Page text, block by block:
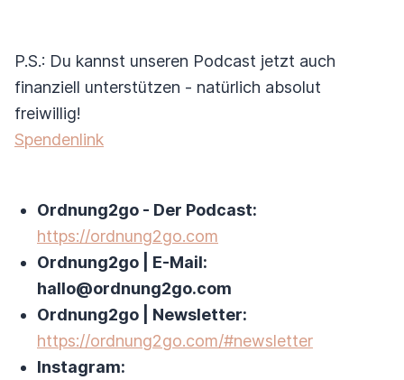
P.S.: Du kannst unseren Podcast jetzt auch
finanziell unterstützen - natürlich absolut
freiwillig!
Spendenlink
Ordnung2go - Der Podcast:
https://ordnung2go.com
Ordnung2go | E-Mail:
hallo@ordnung2go.com
Ordnung2go | Newsletter:
https://ordnung2go.com/#newsletter
Instagram: